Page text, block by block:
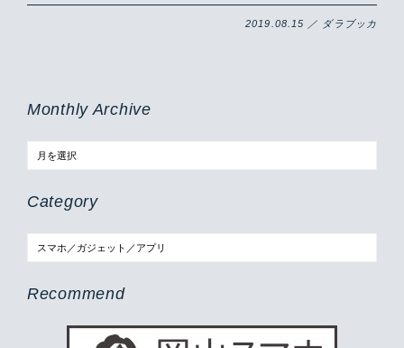
2019.08.15 ／ ダラブッカ
Monthly Archive
Category
Recommend